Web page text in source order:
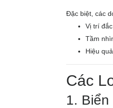
Đặc biệt, các
Vị trí
Tầm
Hiệu
Các
1.